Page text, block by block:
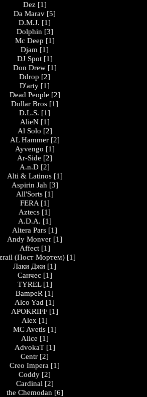
Dez [1]
Da Marav [5]
D.M.J. [1]
Dolphin [3]
Mc Deep [1]
Djam [1]
DJ Spot [1]
Don Drew [1]
Ddrop [2]
D'arty [1]
Dead People [2]
Dollar Bros [1]
D.L.S. [1]
AlieN [1]
Al Solo [2]
AL Hammer [2]
Ayvengo [1]
Ar-Side [2]
A.n.D [2]
Alti & Latinos [1]
Aspirin Jah [3]
All'Sorts [1]
FERA [1]
Aztecs [1]
A.D.A. [1]
Altera Pars [1]
Andy Monver [1]
Affect [1]
(Пост Мортем) [1]
Лаки Джи [1]
Санчес [1]
TYREL [1]
BampeR [1]
Alco Yad [1]
APOKRIFF [1]
Alex [1]
MC Avetis [1]
Alice [1]
AdvokaT [1]
Centr [2]
Creo Impera [1]
Coddy [2]
Cardinal [2]
the Chemodan [6]